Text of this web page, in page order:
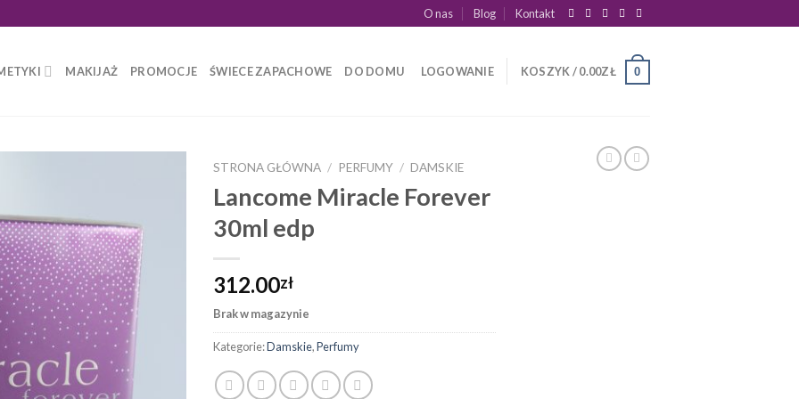
O nas Blog Kontakt
MAKIJAŻ PROMOCJE ŚWIECE ZAPACHOWE DO DOMU LOGOWANIE KOSZYK /0.00ZŁ 0
STRONA GŁÓWNA / PERFUMY / DAMSKIE
Lancome Miracle Forever
30ml edp
312.00zł
Brak w magazynie
Kategorie:Damskie,Perfumy